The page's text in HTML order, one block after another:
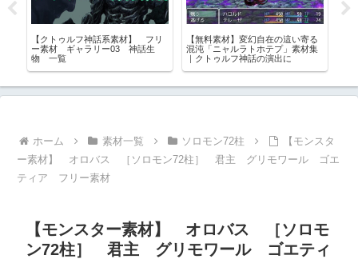
【クトゥルフ神話系素材】 フリ
ー素材 ギャラリー03 神話生
物 一覧
【無料素材】変幻自在の這い寄る
混沌「ニャルラトホテプ」素材集
｜クトゥルフ神話の演出に
ホーム 素材一覧 ソロモン72柱
【モンスタ
ー素材】 オロバス ［ソロモン72柱］ 君主 グリモワール ゴエ
ティア フリー素材
【モンスター素材】 オロバス ［ソロモ
ン72柱］ 君主 グリモワール ゴエティ